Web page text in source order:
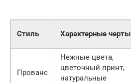
Стиль Характерные черты
Прованс
Нежные цвета,
цветочный принт,
натуральные